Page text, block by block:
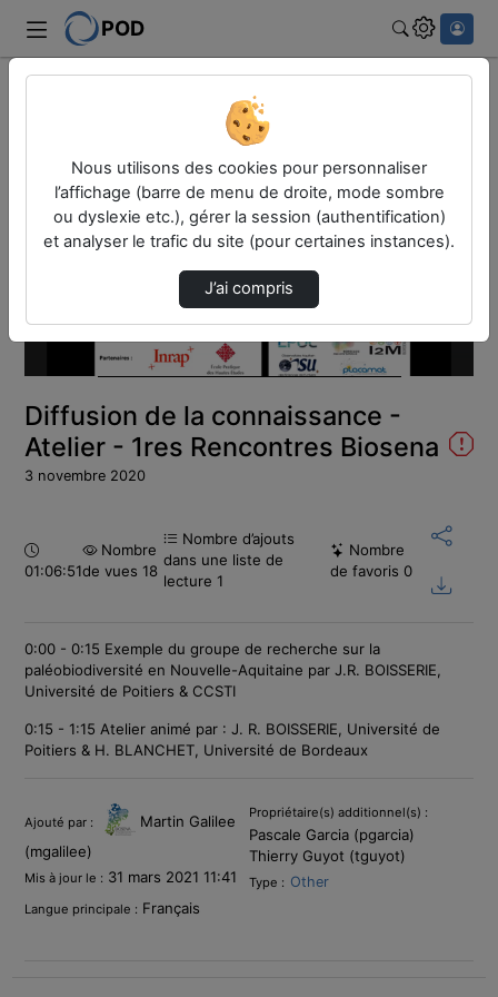
POD
Premières Rencontres Biosena
Diffusion de la connaissance - Atelier - 1re…
Lire
la
vidéo
Diffusion de la connaissance -
Atelier - 1res Rencontres Biosena
3 novembre 2020
Durée :
01:06:51
Nombre
de vues 18
Nombre d’ajouts
dans une liste de
lecture 1
Nombre
de favoris 0
0:00 - 0:15 Exemple du groupe de recherche sur la
paléobiodiversité en Nouvelle-Aquitaine par J.R. BOISSERIE,
Université de Poitiers & CCSTI
0:15 - 1:15 Atelier animé par : J. R. BOISSERIE, Université de
Poitiers & H. BLANCHET, Université de Bordeaux
Informations
Ajouté par :
Martin Galilee
(mgalilee)
Propriétaire(s) additionnel(s) :
Pascale Garcia (pgarcia)
Thierry Guyot (tguyot)
Mis à jour le : 31 mars 2021 11:41 Type : Other
Langue principale : Français
Nous utilisons des cookies pour personnaliser
l’affichage (barre de menu de droite, mode sombre
ou dyslexie etc.), gérer la session (authentification)
et analyser le trafic du site (pour certaines instances).
J’ai compris